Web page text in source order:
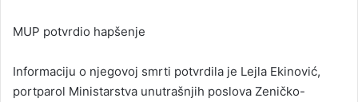
MUP potvrdio hapšenje
Informaciju o njegovoj smrti potvrdila je Lejla Ekinović,
portparol Ministarstva unutrašnjih poslova Zeničko-